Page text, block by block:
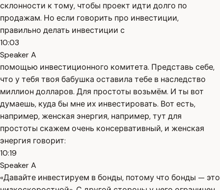
склонности к тому, чтобы проект идти долго по
продажам. Но если говорить про инвестиции,
правильно делать инвестиции с
10:03
Speaker A
помощью инвестиционного комитета. Представь себе,
что у тебя твоя бабушка оставила тебе в наследство
миллион долларов. Для простоты возьмём. И ты вот
думаешь, куда бы мне их инвестировать. Вот есть,
например, женская энергия, например, тут для
простоты скажем очень консервативный, и женская
энергия говорит:
10:19
Speaker A
«Давайте инвестируем в бонды, потому что бонды — это